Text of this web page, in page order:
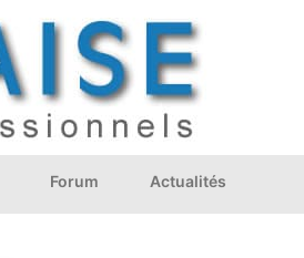
Forum Actualités